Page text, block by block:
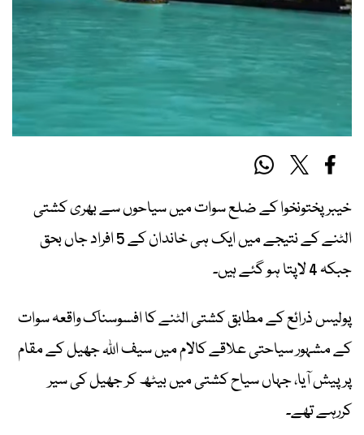
خیبرپختونخوا کے ضلع سوات میں سیاحوں سے بھری کشتی
الٹنے کے نتیجے میں ایک ہی خاندان کے 5 افراد جاں بحق
جبکہ 4 لاپتا ہو گئے ہیں۔
پولیس ذرائع کے مطابق کشتی الٹنے کا افسوسناک واقعہ سوات
کے مشہور سیاحتی علاقے کالام میں سیف اللہ جھیل کے مقام
پر پیش آیا، جہاں سیاح کشتی میں بیٹھ کر جھیل کی سیر
کررہے تھے۔